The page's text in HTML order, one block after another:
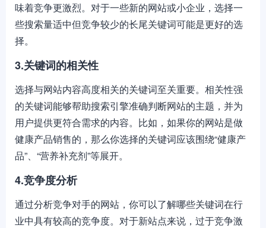
味着竞争更激烈。对于一些新的网站或小企业，选择一
些搜索量适中但竞争较少的长尾关键词可能是更好的选
择。
3.关键词的相关性
选择与网站内容高度相关的关键词至关重要。相关性强
的关键词能够帮助搜索引擎准确判断网站的主题，并为
用户提供更符合需求的内容。比如，如果你的网站是做
健康产品销售的，那么你选择的关键词应该围绕“健康产
品”、“营养补充剂”等展开。
4.竞争度分析
通过分析竞争对手的网站，你可以了解哪些关键词在行
业中具有较高的竞争度。对于新站点来说，过于竞争激